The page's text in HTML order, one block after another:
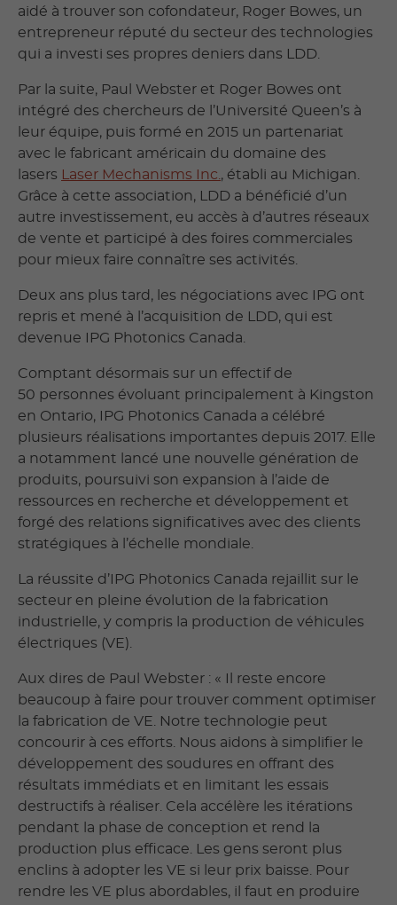
aidé à trouver son cofondateur, Roger Bowes, un
entrepreneur réputé du secteur des technologies
qui a investi ses propres deniers dans LDD.
Par la suite, Paul Webster et Roger Bowes ont
intégré des chercheurs de l’Université Queen’s à
leur équipe, puis formé en 2015 un partenariat
avec le fabricant américain du domaine des
lasers
Laser Mechanisms Inc. , établi au Michigan.
Grâce à cette association, LDD a bénéficié d’un
autre investissement, eu accès à d’autres réseaux
de vente et participé à des foires commerciales
pour mieux faire connaître ses activités.
Deux ans plus tard, les négociations avec IPG ont
repris et mené à l’acquisition de LDD, qui est
devenue IPG Photonics Canada.
Comptant désormais sur un effectif de
50 personnes évoluant principalement à Kingston
en Ontario, IPG Photonics Canada a célébré
plusieurs réalisations importantes depuis 2017. Elle
a notamment lancé une nouvelle génération de
produits, poursuivi son expansion à l’aide de
ressources en recherche et développement et
forgé des relations significatives avec des clients
stratégiques à l’échelle mondiale.
La réussite d’IPG Photonics Canada rejaillit sur le
secteur en pleine évolution de la fabrication
industrielle, y compris la production de véhicules
électriques (VE).
Aux dires de Paul Webster : « Il reste encore
beaucoup à faire pour trouver comment optimiser
la fabrication de VE. Notre technologie peut
concourir à ces efforts. Nous aidons à simplifier le
développement des soudures en offrant des
résultats immédiats et en limitant les essais
destructifs à réaliser. Cela accélère les itérations
pendant la phase de conception et rend la
production plus efficace. Les gens seront plus
enclins à adopter les VE si leur prix baisse. Pour
rendre les VE plus abordables, il faut en produire